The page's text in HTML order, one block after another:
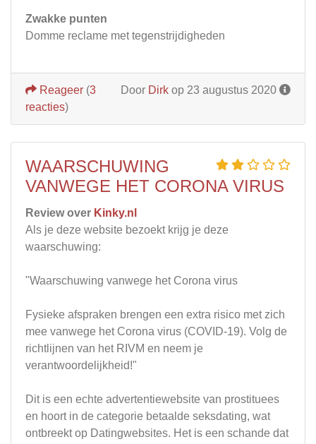
Zwakke punten
Domme reclame met tegenstrijdigheden
Door Dirk op 23 augustus 2020
Reageer (3
reacties)
WAARSCHUWING
VANWEGE HET CORONA VIRUS
Review over Kinky.nl
Als je deze website bezoekt krijg je deze
waarschuwing:
"Waarschuwing vanwege het Corona virus
Fysieke afspraken brengen een extra risico met zich
mee vanwege het Corona virus (COVID-19). Volg de
richtlijnen van het RIVM en neem je
verantwoordelijkheid!"
Dit is een echte advertentiewebsite van prostituees
en hoort in de categorie betaalde seksdating, wat
ontbreekt op Datingwebsites. Het is een schande dat